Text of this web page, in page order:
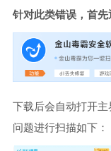
针对此类错误，首先
下载后会自动打开
问题进行扫描如下：